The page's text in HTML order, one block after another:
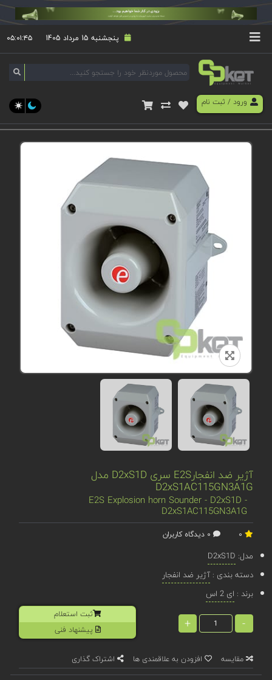
پنجشنبه 15 مرداد 1405 ۰۵:۰۱:۴۵
ورود/ ثبت نام
آژیر ضد انفجارE2S سری D2xS1D مدل
D2xS1AC115GN3A1G
E2S Explosion horn Sounder - D2xS1D -
D2xS1AC115GN3A1G
مدل: D2xS1D
دسته بندی :آژیر ضد انفجار
برند : ای 2 اس
-
+
ثبت استعلام
پیشنهاد فنی
مقایسه افزودن به علاقمندی ها اشتراک گذاری